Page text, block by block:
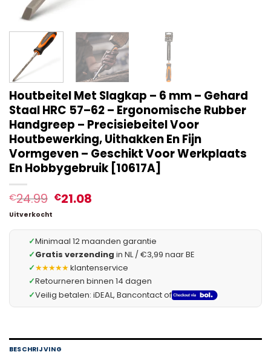
Houtbeitel Met Slagkap – 6 mm – Gehard
Staal HRC 57–62 – Ergonomische Rubber
Handgreep – Precisiebeitel Voor
Houtbewerking, Uithakken En Fijn
Vormgeven – Geschikt Voor Werkplaats
En Hobbygebruik [10617A]
€24.99 €21.08
Uitverkocht
✓Minimaal 12 maanden garantie
✓Gratis verzending in NL / €3,99 naar BE
✓★★★★★klantenservice
✓Retourneren binnen 14 dagen
✓Veilig betalen: iDEAL, Bancontact of
BESCHRIJVING